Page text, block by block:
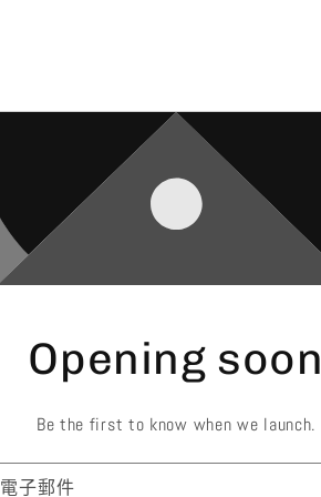
Opening soon
Be the first to know when we launch.
電子郵件